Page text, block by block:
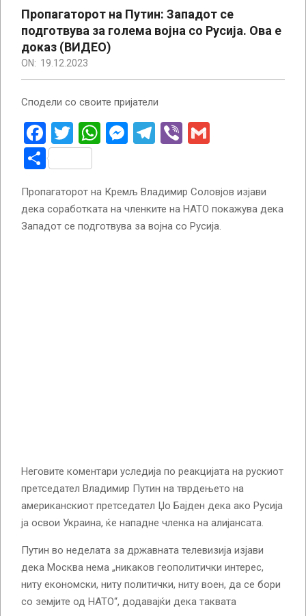
Пропагаторот на Путин: Западот се
подготвува за голема војна со Русија. Ова е
доказ (ВИДЕО)
ON: 19.12.2023
Сподели со своите пријатели
Facebook
TwitterWhatsApp
Messenger
Telegram
Viber
Share
Пропагаторот на Кремљ Владимир Соловјов изјави
дека соработката на членките на НАТО покажува дека
Западот се подготвува за војна со Русија.
Неговите коментари уследија по реакцијата на рускиот
претседател Владимир Путин на тврдењето на
американскиот претседател Џо Бајден дека ако Русија
ја освои Украина, ќе нападне членка на алијансата.
Путин во неделата за државната телевизија изјави
дека Москва нема „никаков геополитички интерес,
ниту економски, ниту политички, ниту воен, да се бори
со земјите од НАТО“, додавајќи дека таквата